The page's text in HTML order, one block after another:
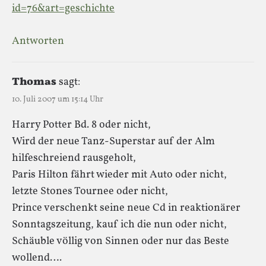
id=76&art=geschichte
Antworten
Thomassagt:
10. Juli 2007 um 15:14 Uhr
Harry Potter Bd. 8 oder nicht,
Wird der neue Tanz-Superstar auf der Alm
hilfeschreiend rausgeholt,
Paris Hilton fährt wieder mit Auto oder nicht,
letzte Stones Tournee oder nicht,
Prince verschenkt seine neue Cd in reaktionärer
Sonntagszeitung, kauf ich die nun oder nicht,
Schäuble völlig von Sinnen oder nur das Beste
wollend….